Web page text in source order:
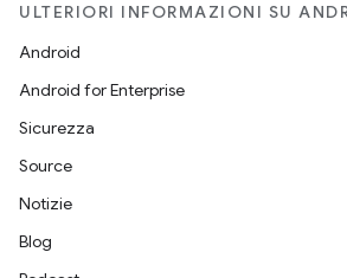
ULTERIORI INFORMAZIONI SU
Android
Android for Enterprise
Sicurezza
Source
Notizie
Blog